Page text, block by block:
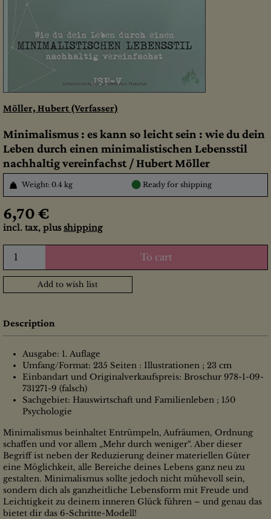
Möller, Hubert (Verfasser)
Minimalismus : es kann so leicht sein : wie du dein
Leben durch einen minimalistischen Lebensstil
nachhaltig vereinfachst / Hubert Möller
Weight: 0.4 kg ● Ready for shipping
6,70 €
incl. tax, plus shipping
To cart
Add to wish list
Description
Ausgabe: 1. Auflage
Umfang/Format: 235 Seiten : Illustrationen ; 23 cm
Einbandart und Originalverkaufspreis: Broschur 978-1-09-
731271-9 (falsch)
Sachgebiet: Hauswirtschaft und Familienleben ; 150
Psychologie
Minimalismus beinhaltet Entrümpeln, Aufräumen, Ordnung
schaffen und vor allem „Mehr durch weniger“. Aber dieser
Begriff ist neben der Reduzierung deiner materiellen Güter
eine Möglichkeit, alle Bereiche deines Lebens ganz neu zu
gestalten. Minimalismus sollte jedoch nicht mühevoll sein,
sondern dich als ganzheitliche Lebensform mit Freude und
Leichtigkeit zu deinem inneren Glück führen – und genau das
bietet dir das 6-Schritte-Modell!